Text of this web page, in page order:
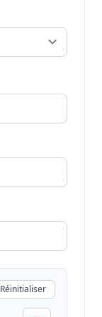
Réinitialiser